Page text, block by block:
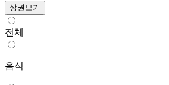
상권보기
전체
음식